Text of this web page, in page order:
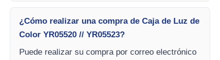
¿Cómo realizar una compra de Caja de Luz de
Color YR05520 // YR05523?
Puede realizar su compra por correo electrónico